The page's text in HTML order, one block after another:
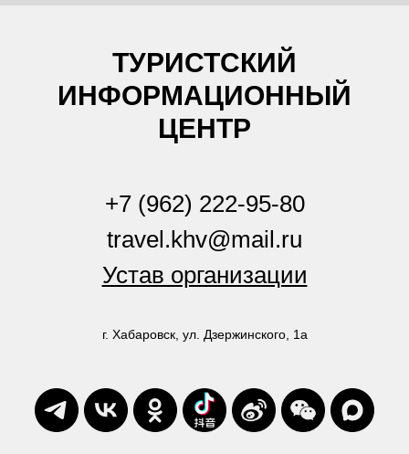
ТУРИСТСКИЙ
ИНФОРМАЦИОННЫЙ
ЦЕНТР
+7 (962) 222-95-80
travel.khv@mail.ru
Устав организации
г. Хабаровск, ул. Дзержинского, 1а